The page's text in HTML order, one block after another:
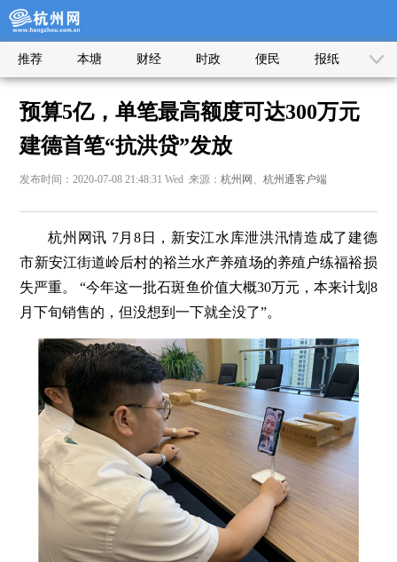
推荐 本塘 财经 时政 便民 报纸
预算5亿，单笔最高额度可达300万元
建德首笔“抗洪贷”发放
发布时间：2020-07-08 21:48:31 Wed 来源：杭州网 、杭州通客户端
杭州网讯 7月8日，新安江水库泄洪汛情造成了建德
市新安江街道岭后村的裕兰水产养殖场的养殖户练福裕损
失严重。 “今年这一批石斑鱼价值大概30万元，本来计划8
月下旬销售的，但没想到一下就全没了”。